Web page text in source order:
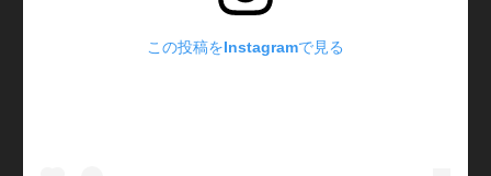
この投稿をInstagramで見る